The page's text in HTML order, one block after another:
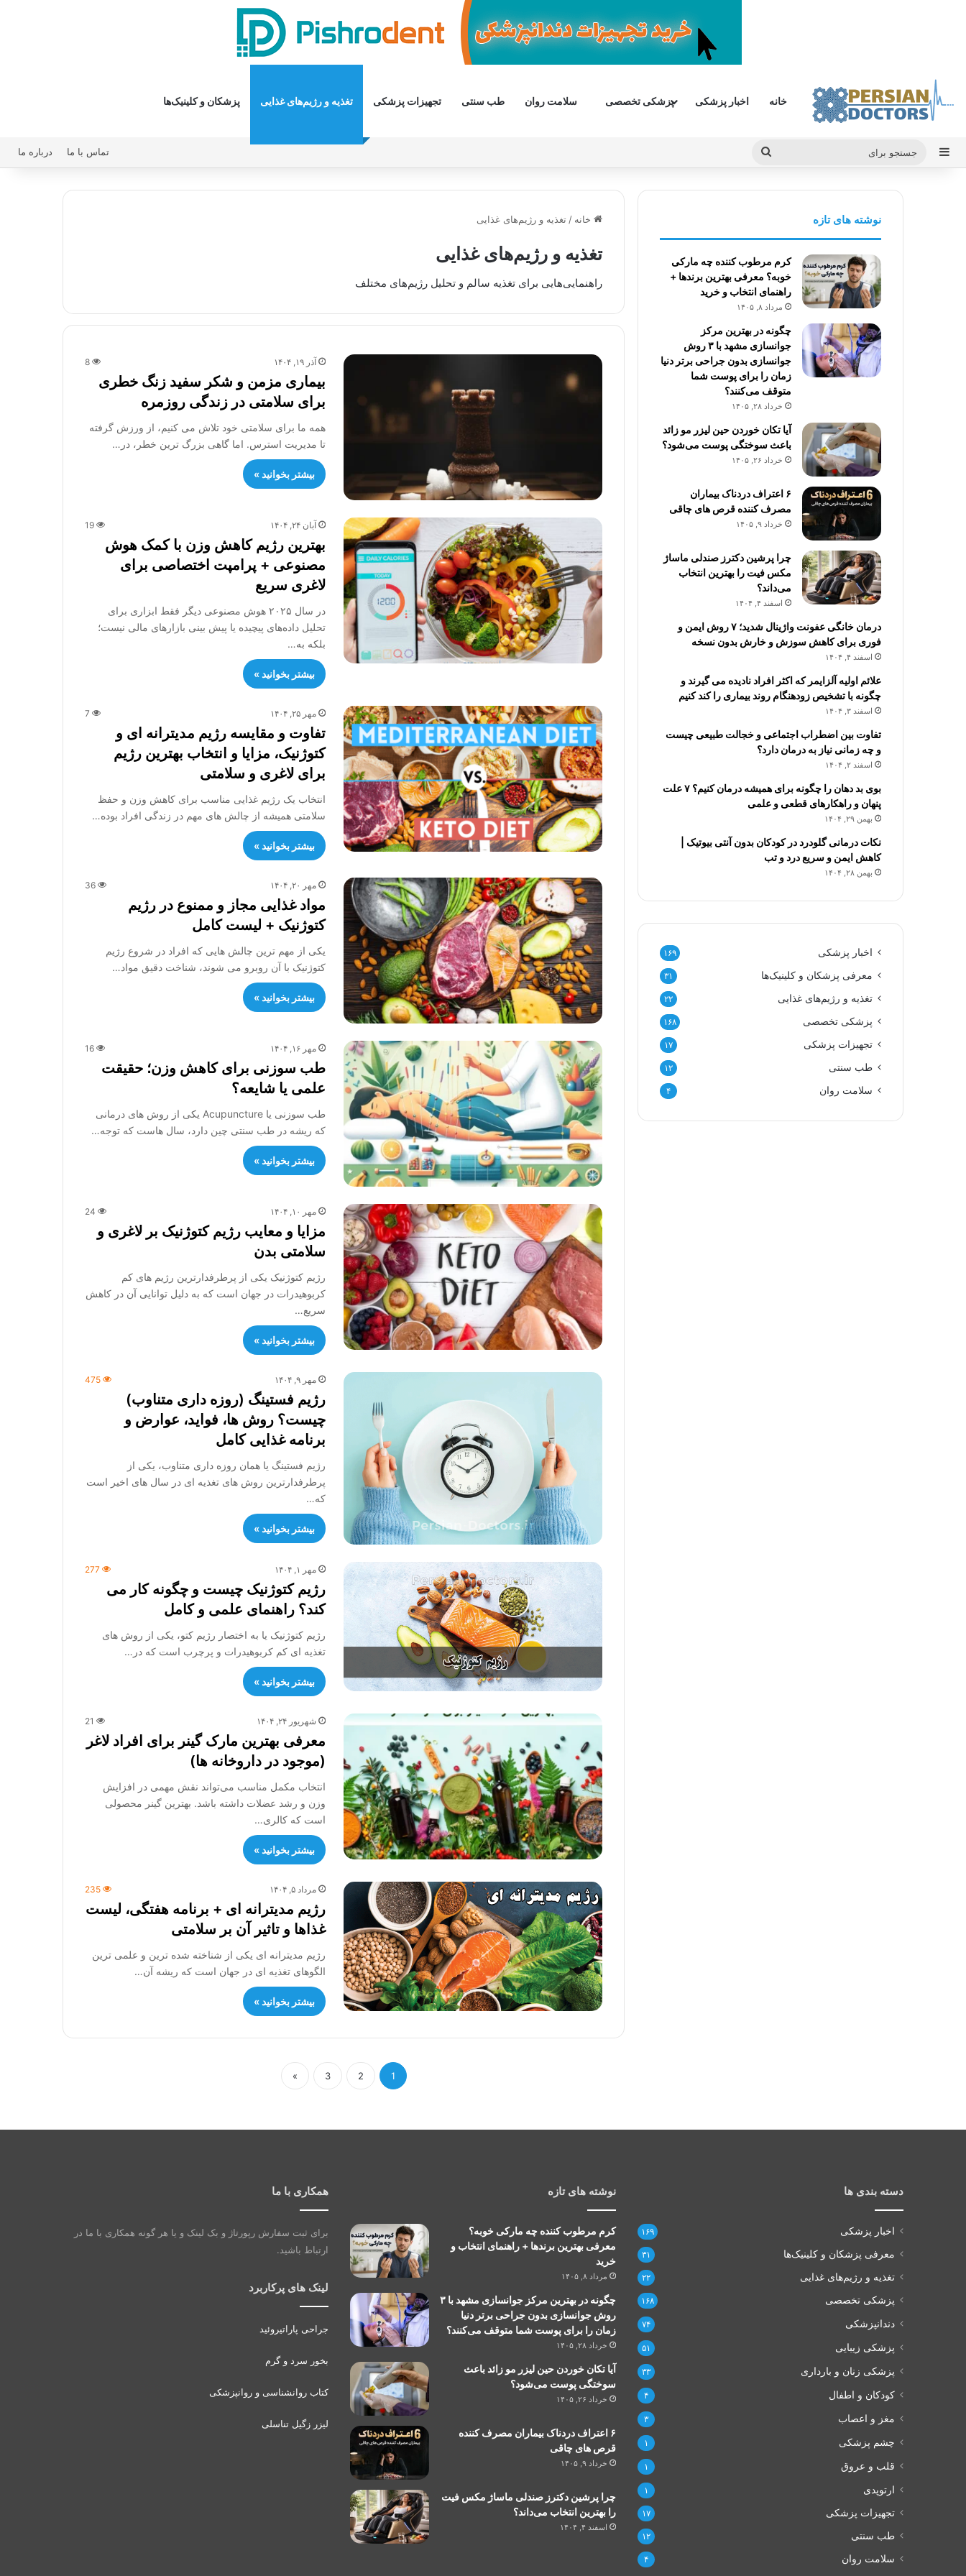
خانه اخبار پزشکی پزشکی تخصصی سلامت روان طب سنتی تجهیزات پزشکی تغذیه و رژیم‌های غذایی پزشکان و کلینیک‌ها
سایدبار تماس با ما درباره ما
خانه / تغذیه و رژیم‌های غذایی
تغذیه و رژیم‌های غذایی
راهنمایی‌هایی برای تغذیه سالم و تحلیل رژیم‌های مختلف
آذر ۱۹, ۱۴۰۴ 8
بیماری مزمن و شکر سفید زنگ خطری
برای سلامتی در زندگی روزمره
همه ما برای سلامتی خود تلاش می‌ کنیم، از ورزش گرفته
تا مدیریت استرس. اما گاهی بزرگ‌ ترین خطر، در…
بیشتر بخوانید »
آبان ۲۴, ۱۴۰۴ 19
بهترین رژیم کاهش وزن با کمک هوش
مصنوعی + پرامپت اختصاصی برای
لاغری سریع
در سال ۲۰۲۵ هوش مصنوعی دیگر فقط ابزاری برای
تحلیل داده‌های پیچیده یا پیش بینی بازارهای مالی نیست؛
بلکه به…
بیشتر بخوانید »
مهر ۲۵, ۱۴۰۴ 7
تفاوت و مقایسه رژیم مدیترانه ای و
کتوژنیک، مزایا و انتخاب بهترین رژیم
برای لاغری و سلامتی
انتخاب یک رژیم غذایی مناسب برای کاهش وزن و حفظ
سلامتی همیشه از چالش های مهم در زندگی افراد بوده…
بیشتر بخوانید »
مهر ۲۰, ۱۴۰۴ 36
مواد غذایی مجاز و ممنوع در رژیم
کتوژنیک + لیست کامل
یکی از مهم ترین چالش هایی که افراد در شروع رژیم
کتوژنیک با آن روبرو می شوند، شناخت دقیق مواد…
بیشتر بخوانید »
مهر ۱۶, ۱۴۰۴ 16
طب سوزنی برای کاهش وزن؛ حقیقت
علمی یا شایعه؟
طب سوزنی یا Acupuncture یکی از روش های درمانی
که ریشه در طب سنتی چین دارد، سال هاست که توجه…
بیشتر بخوانید »
مهر ۱۰, ۱۴۰۴ 24
مزایا و معایب رژیم کتوژنیک بر لاغری و
سلامتی بدن
رژیم کتوژنیک یکی از پرطرفدارترین رژیم های کم
کربوهیدرات در جهان است که به دلیل توانایی آن در کاهش
سریع…
بیشتر بخوانید »
مهر ۹, ۱۴۰۴ 475
رژیم فستینگ (روزه داری متناوب)
چیست؟ روش ها، فواید، عوارض و
برنامه غذایی کامل
رژیم فستینگ یا همان روزه داری متناوب، یکی از
پرطرفدارترین روش های تغذیه ای در سال های اخیر است
که…
بیشتر بخوانید »
مهر ۱, ۱۴۰۴ 277
رژیم کتوژنیک چیست و چگونه کار می
کند؟ راهنمای علمی و کامل
رژیم کتوژنیک یا به اختصار رژیم کتو، یکی از روش های
تغذیه ای کم کربوهیدرات و پرچرب است که در…
بیشتر بخوانید »
شهریور ۲۴, ۱۴۰۴ 21
معرفی بهترین مارک گینر برای افراد لاغر
(موجود در داروخانه ها)
انتخاب مکمل مناسب می‌تواند نقش مهمی در افزایش
وزن و رشد عضلات داشته باشد. بهترین گینر محصولی
است که کالری…
بیشتر بخوانید »
مرداد ۵, ۱۴۰۴ 235
رژیم مدیترانه ای + برنامه هفتگی، لیست
غذاها و تاثیر آن بر سلامتی
رژیم مدیترانه ای یکی از شناخته شده ترین و علمی ترین
الگوهای تغذیه ای در جهان است که ریشه آن…
بیشتر بخوانید »
1
2
3
»
نوشته های تازه
کرم مرطوب کننده چه مارکی
خوبه؟ معرفی بهترین برندها +
راهنمای انتخاب و خرید
مرداد ۸, ۱۴۰۵
چگونه در بهترین مرکز
جوانسازی مشهد با ۳ روش
جوانسازی بدون جراحی برتر دنیا
زمان را برای پوست شما
متوقف می‌کنند؟
خرداد ۲۸, ۱۴۰۵
آیا تکان خوردن حین لیزر مو زائد
باعث سوختگی پوست می‌شود؟
خرداد ۲۶, ۱۴۰۵
۶ اعتراف دردناک بیماران
مصرف کننده قرص های چاقی
خرداد ۹, ۱۴۰۵
چرا پرشین دکترز صندلی ماساژ
مکس فیت را بهترین انتخاب
می‌داند؟
اسفند ۴, ۱۴۰۴
درمان خانگی عفونت واژینال شدید؛ ۷ روش ایمن و
فوری برای کاهش سوزش و خارش بدون نسخه
اسفند ۴, ۱۴۰۴
علائم اولیه آلزایمر که اکثر افراد نادیده می گیرند و
چگونه با تشخیص زودهنگام روند بیماری را کند کنیم
اسفند ۳, ۱۴۰۴
تفاوت بین اضطراب اجتماعی و خجالت طبیعی چیست
و چه زمانی نیاز به درمان دارد؟
اسفند ۲, ۱۴۰۴
بوی بد دهان را چگونه برای همیشه درمان کنیم؟ ۷ علت
پنهان و راهکارهای قطعی و علمی
بهمن ۲۹, ۱۴۰۴
نکات درمانی گلودرد در کودکان بدون آنتی بیوتیک |
کاهش ایمن و سریع درد و تب
بهمن ۲۸, ۱۴۰۴
اخبار پزشکی ۱۶۹
معرفی پزشکان و کلینیک‌ها ۳۱
تغذیه و رژیم‌های غذایی ۲۲
پزشکی تخصصی ۱۶۸
تجهیزات پزشکی ۱۷
طب سنتی ۱۲
سلامت روان ۴
دسته بندی ها
اخبار پزشکی ۱۶۹
معرفی پزشکان و کلینیک‌ها ۳۱
تغذیه و رژیم‌های غذایی ۲۲
پزشکی تخصصی ۱۶۸
دندانپزشکی ۷۴
پزشکی زیبایی ۵۱
پزشکی زنان و بارداری ۳۳
کودکان و اطفال ۴
مغز و اعصاب ۳
چشم پزشکی ۱
قلب و عروق ۱
ارتوپدی ۱
تجهیزات پزشکی ۱۷
طب سنتی ۱۲
سلامت روان ۴
نوشته های تازه
کرم مرطوب کننده چه مارکی خوبه؟
معرفی بهترین برندها + راهنمای انتخاب و
خرید
مرداد ۸, ۱۴۰۵
چگونه در بهترین مرکز جوانسازی مشهد با ۳
روش جوانسازی بدون جراحی برتر دنیا
زمان را برای پوست شما متوقف می‌کنند؟
خرداد ۲۸, ۱۴۰۵
آیا تکان خوردن حین لیزر مو زائد باعث
سوختگی پوست می‌شود؟
خرداد ۲۶, ۱۴۰۵
۶ اعتراف دردناک بیماران مصرف کننده
قرص های چاقی
خرداد ۹, ۱۴۰۵
چرا پرشین دکترز صندلی ماساژ مکس فیت
را بهترین انتخاب می‌داند؟
اسفند ۴, ۱۴۰۴
همکاری با ما
برای ثبت سفارش رپورتاژ و بک لینک و یا هر گونه همکاری با ما در
ارتباط باشید.
لینک های پرکاربرد
جراحی پاراتیروئید
بخور سرد و گرم
کتاب روانشناسی و روانپزشکی
لیزر زگیل تناسلی